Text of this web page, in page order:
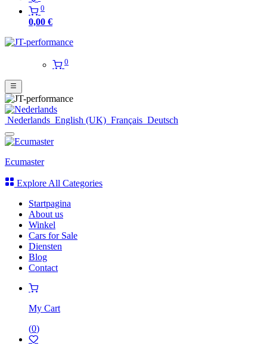
0
0,00 €
0
Nederlands English (UK) Français Deutsch
Ecumaster
Explore All Categories
Startpagina
About us
Winkel
Cars for Sale
Diensten
Blog
Contact
My Cart
(0)